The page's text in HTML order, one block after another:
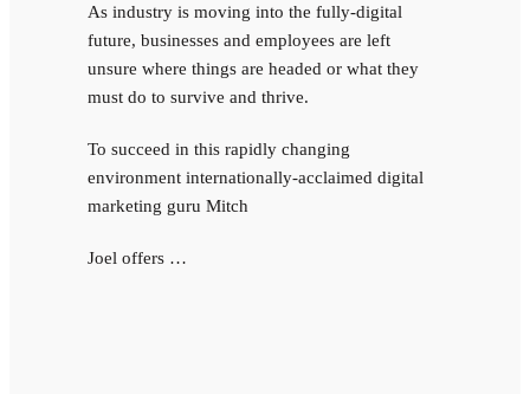
As industry is moving into the fully-digital
future, businesses and employees are left
unsure where things are headed or what they
must do to survive and thrive.
To succeed in this rapidly changing
environment internationally-acclaimed digital
marketing guru Mitch
Joel offers …